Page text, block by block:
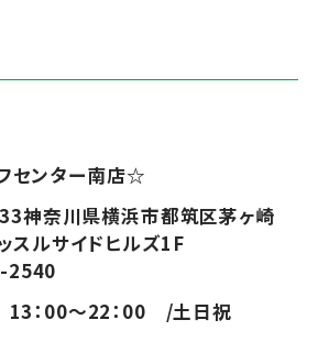
センター南店☆
神奈川県横浜市都筑区茅ヶ崎
ルサイドヒルズ1F
2540
：00～22：00 /土日祝